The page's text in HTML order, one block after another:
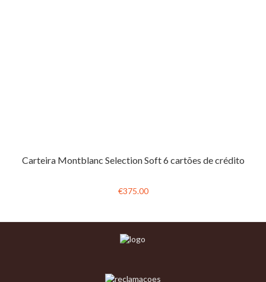
Carteira Montblanc Selection Soft 6 cartões de crédito
€375.00